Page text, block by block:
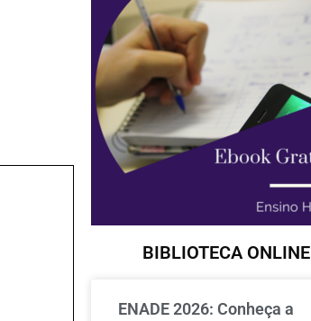
BIBLIOTECA ONLINE
ENADE 2026: Conheça a